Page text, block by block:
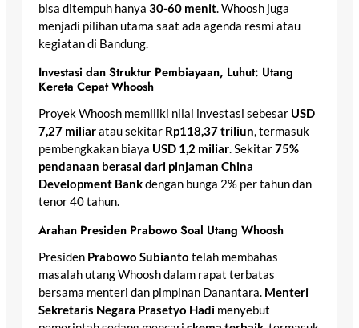
bisa ditempuh hanya 30-60 menit. Whoosh juga
menjadi pilihan utama saat ada agenda resmi atau
kegiatan di Bandung.
Investasi dan Struktur Pembiayaan, Luhut: Utang
Kereta Cepat Whoosh
Proyek Whoosh memiliki nilai investasi sebesar USD
7,27 miliaratau sekitar Rp118,37 triliun, termasuk
pembengkakan biaya USD 1,2 miliar. Sekitar75%
pendanaan berasal dari pinjaman China
Development Bankdengan bunga 2% per tahun dan
tenor 40 tahun.
Arahan Presiden Prabowo Soal Utang Whoosh
Presiden Prabowo Subianto telah membahas
masalah utang Whoosh dalam rapat terbatas
bersama menteri dan pimpinan Danantara. Menteri
Sekretaris Negara Prasetyo Hadi menyebut